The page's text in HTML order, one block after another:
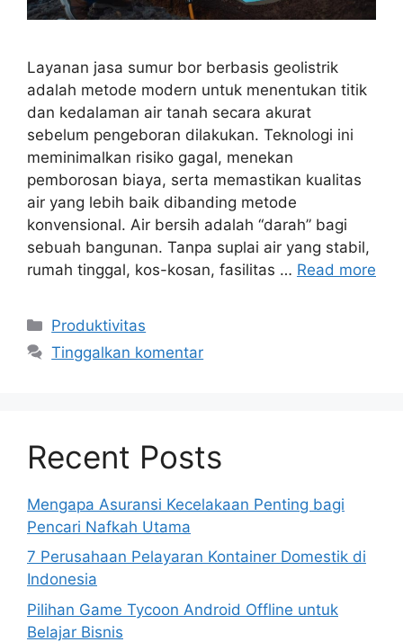
Layanan jasa sumur bor berbasis geolistrik
adalah metode modern untuk menentukan titik
dan kedalaman air tanah secara akurat
sebelum pengeboran dilakukan. Teknologi ini
meminimalkan risiko gagal, menekan
pemborosan biaya, serta memastikan kualitas
air yang lebih baik dibanding metode
konvensional. Air bersih adalah “darah” bagi
sebuah bangunan. Tanpa suplai air yang stabil,
rumah tinggal, kos-kosan, fasilitas … Read more
Kategori
Produktivitas
Tinggalkan komentar
Recent Posts
Mengapa Asuransi Kecelakaan Penting bagi
Pencari Nafkah Utama
7 Perusahaan Pelayaran Kontainer Domestik di
Indonesia
Pilihan Game Tycoon Android Offline untuk
Belajar Bisnis